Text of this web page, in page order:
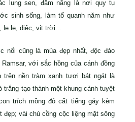
lung sen, đầm năng là nơi quy tụ
sinh sống, làm tổ quanh năm như
le le, diệc, vịt trời…
nổi cũng là mùa đẹp nhất, độc đáo
với sắc hồng của cánh đồng
trên nền tràm xanh tươi bát ngát là
trắng tạo thành một khung cảnh tuyệt
trích mồng đỏ cất tiếng gáy kèm
đẹp; vài chú cồng cộc liệng mặt sông